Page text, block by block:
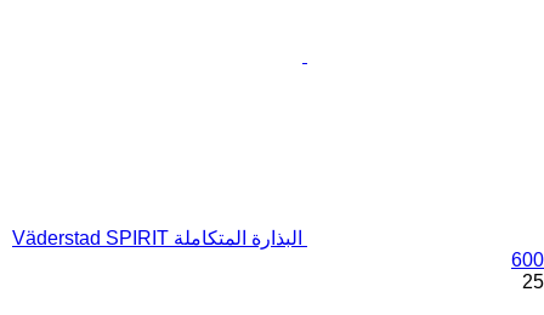
البذارة المتكاملة Väderstad SPIRIT
600
25